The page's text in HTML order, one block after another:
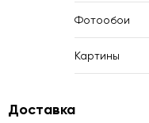
Фотообои
Картины
Доставка